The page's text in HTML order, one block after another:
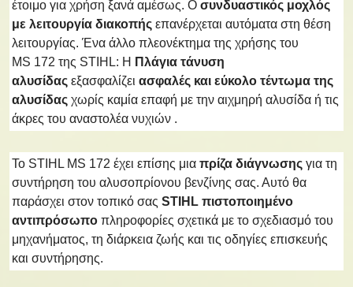
έτοιμο για χρήση ξανά αμέσως. Ο συνδυαστικός μοχλός
με λειτουργία διακοπής επανέρχεται αυτόματα στη θέση
λειτουργίας. Ένα άλλο πλεονέκτημα της χρήσης του
MS 172 της STIHL: Η Πλάγια τάνυση
αλυσίδας εξασφαλίζει ασφαλές και εύκολο τέντωμα της
αλυσίδας χωρίς καμία επαφή με την αιχμηρή αλυσίδα ή τις
άκρες του αναστολέα νυχιών .
Το STIHL MS 172 έχει επίσης μια πρίζα διάγνωσης για τη
συντήρηση του αλυσοπρίονου βενζίνης σας. Αυτό θα
παράσχει στον τοπικό σας STIHL πιστοποιημένο
αντιπρόσωπο πληροφορίες σχετικά με το σχεδιασμό του
μηχανήματος, τη διάρκεια ζωής και τις οδηγίες επισκευής
και συντήρησης.